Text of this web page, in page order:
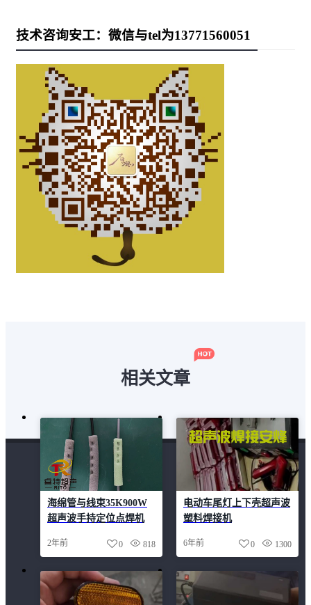
技术咨询安工：微信与tel为13771560051
相关文章
海绵管与线束35K900W
超声波手持定位点焊机
2年前 818
0
电动车尾灯上下壳超声波
塑料焊接机
6年前 1300
0